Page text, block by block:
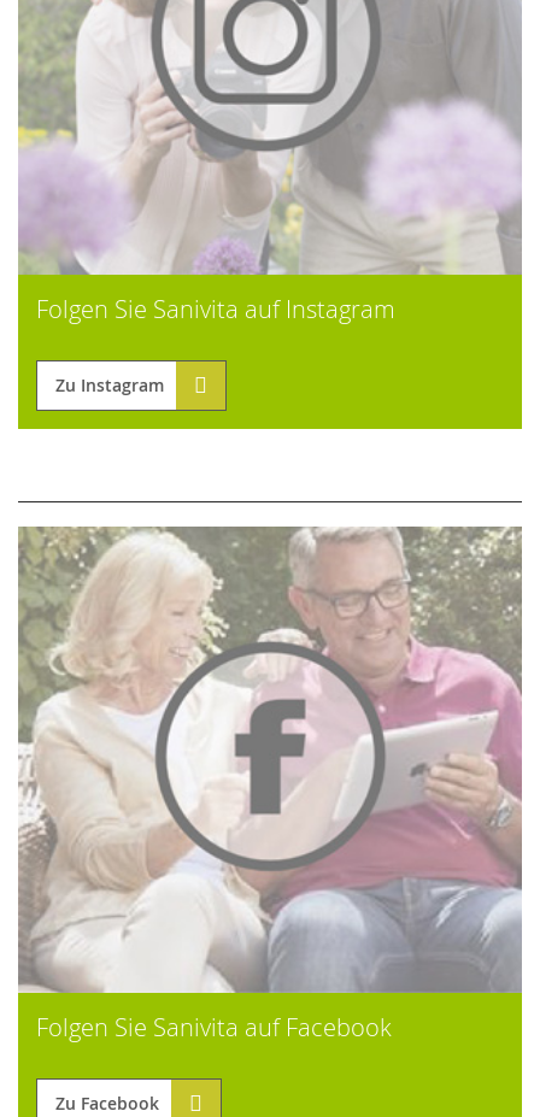
Folgen Sie Sanivita auf Instagram
Zu Instagram
Folgen Sie Sanivita auf Facebook
Zu Facebook